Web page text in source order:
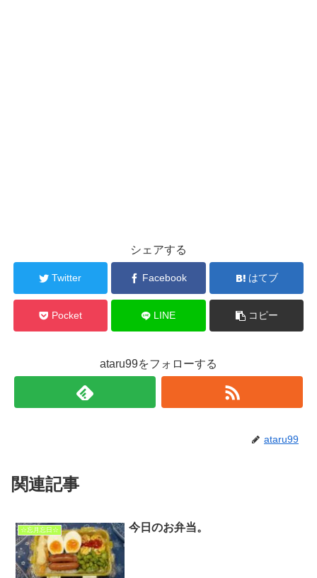
シェアする
Twitter Facebook はてブ
Pocket LINE コピー
ataru99をフォローする
ataru99
関連記事
☆忘月忘日☆ 今日のお弁当。